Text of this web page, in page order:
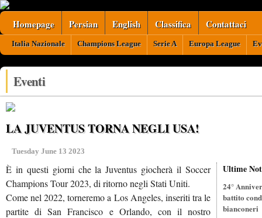
Homepage Persian English Classifica Contattaci
Italia Nazionale Champions League Serie A Europa League
Eventi
LA JUVENTUS TORNA NEGLI USA!
Tuesday June 13 2023
Ultime
24°
battito
bianconeri
È in questi giorni che la Juventus giocherà il Soccer
Champions Tour 2023, di ritorno negli Stati Uniti.
Come nel 2022, torneremo a Los Angeles, inseriti tra le
partite di San Francisco e Orlando, con il nostro